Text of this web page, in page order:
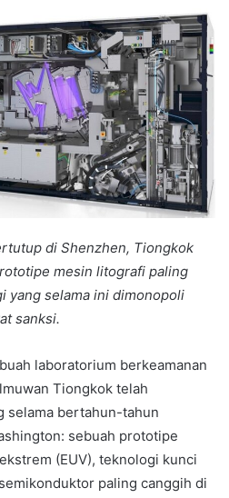
di Shenzhen, Tiongkok
mesin litografi paling
selama ini dimonopoli
sanksi.
laboratorium berkeamanan
Tiongkok telah
selama bertahun-tahun
sebuah prototipe
(EUV), teknologi kunci
paling canggih di